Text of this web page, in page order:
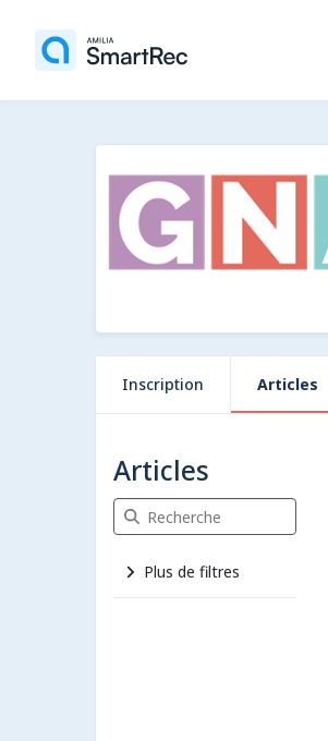
Inscription Articles
Articles
Recherche Articles
Plus de filtres